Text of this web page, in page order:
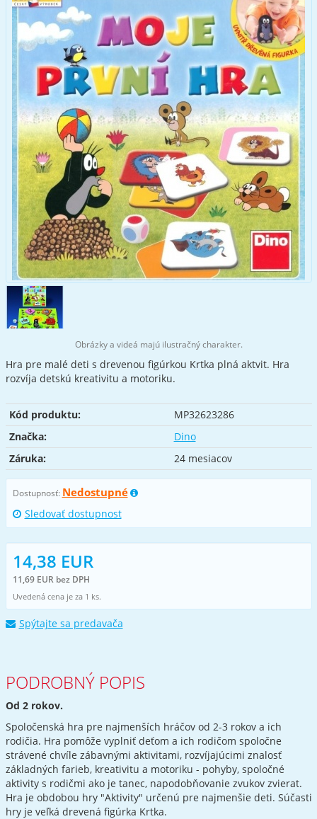
Obrázky a videá majú ilustračný charakter.
Hra pre malé deti s drevenou figúrkou Krtka plná aktvit. Hra
rozvíja detskú kreativitu a motoriku.
Kód produktu:
MP32623286
Značka:
Dino
Záruka:
24 mesiacov
Dostupnosť: Nedostupné
Sledovať dostupnost
14,38 EUR
11,69 EUR bez DPH
Uvedená cena je za 1 ks.
Spýtajte sa predavača
PODROBNÝ POPIS
Od 2 rokov.
Spoločenská hra pre najmenších hráčov od 2-3 rokov a ich
rodičia. Hra pomôže vyplniť deťom a ich rodičom spoločne
strávené chvíle zábavnými aktivitami, rozvíjajúcimi znalosť
základných farieb, kreativitu a motoriku - pohyby, spoločné
aktivity s rodičmi ako je tanec, napodobňovanie zvukov zvierat.
Hra je obdobou hry "Aktivity" určenú pre najmenšie deti. Súčasti
hry je veľká drevená figúrka Krtka.